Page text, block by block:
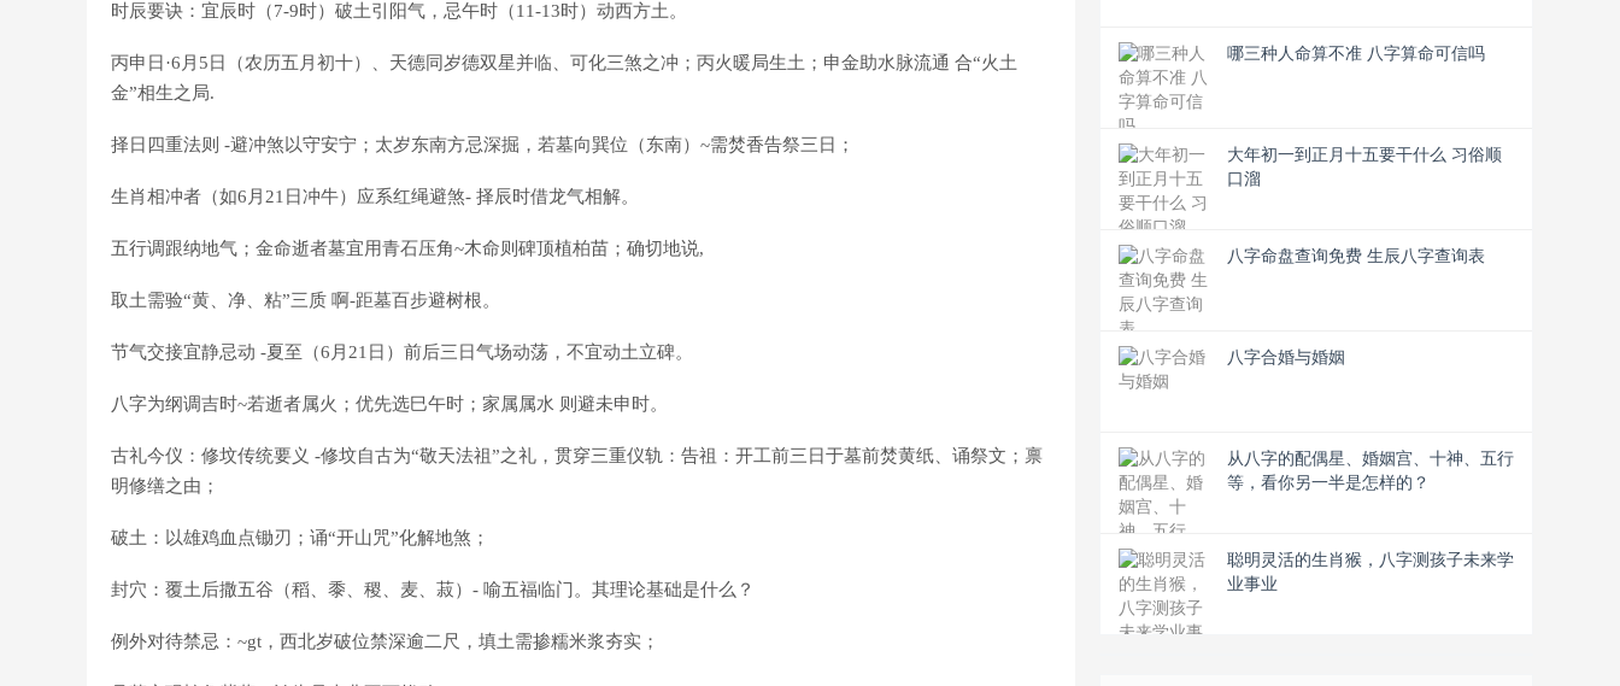
时辰要诀：宜辰时（7-9时）破土引阳气，忌午时（11-13时）动西方土。
丙申日·6月5日（农历五月初十）、天德同岁德双星并临、可化三煞之冲；丙火暖局生土；申金助水脉流通 合“火土
金”相生之局.
择日四重法则 -避冲煞以守安宁；太岁东南方忌深掘，若墓向巽位（东南）~需焚香告祭三日；
生肖相冲者（如6月21日冲牛）应系红绳避煞- 择辰时借龙气相解。
五行调跟纳地气；金命逝者墓宜用青石压角~木命则碑顶植柏苗；确切地说,
取土需验“黄、净、粘”三质 啊-距墓百步避树根。
节气交接宜静忌动 -夏至（6月21日）前后三日气场动荡，不宜动土立碑。
八字为纲调吉时~若逝者属火；优先选巳午时；家属属水 则避未申时。
古礼今仪：修坟传统要义 -修坟自古为“敬天法祖”之礼，贯穿三重仪轨：告祖：开工前三日于墓前焚黄纸、诵祭文；禀
明修缮之由；
破土：以雄鸡血点锄刃；诵“开山咒”化解地煞；
封穴：覆土后撒五谷（稻、黍、稷、麦、菽）- 喻五福临门。其理论基础是什么？
例外对待禁忌：~gt，西北岁破位禁深逾二尺，填土需掺糯米浆夯实；
哪三种人命算不准 八字算命可信吗
大年初一到正月十五要干什么 习俗顺
口溜
八字命盘查询免费 生辰八字查询表
八字合婚与婚姻
从八字的配偶星、婚姻宫、十神、五行
等，看你另一半是怎样的？
聪明灵活的生肖猴，八字测孩子未来学
业事业